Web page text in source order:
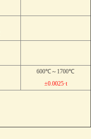
600℃～1700℃
±0.0025·t